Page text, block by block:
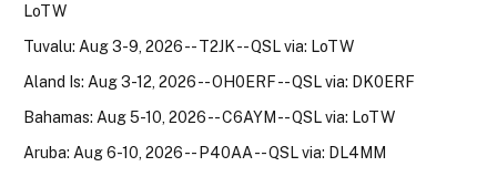
LoTW
Tuvalu: Aug 3-9, 2026 -- T2JK -- QSL via: LoTW
Aland Is: Aug 3-12, 2026 -- OH0ERF -- QSL via: DK0ERF
Bahamas: Aug 5-10, 2026 -- C6AYM -- QSL via: LoTW
Aruba: Aug 6-10, 2026 -- P40AA -- QSL via: DL4MM